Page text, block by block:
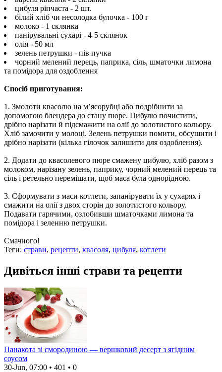
цибуля ріпчаста - 2 шт.
білий хліб чи несолодка булочка - 100 г
молоко - 1 склянка
панірувальні сухарі - 4-5 склянок
олія - 50 мл
зелень петрушки - пів пучка
чорний мелений перець, паприка, сіль, шматочки лимона
та помідора для оздоблення
Спосіб приготування:
1. Змолоти квасолю на м’ясорубці або подрібнити за
допомогою блендера до стану пюре. Цибулю почистити,
дрібно нарізати й підсмажити на олії до золотистого кольору.
Хліб замочити у молоці. Зелень петрушки помити, обсушити і
дрібно нарізати (кілька гілочок залишити для оздоблення).
2. Додати до квасолевого пюре смажену цибулю, хліб разом з
молоком, нарізану зелень, паприку, чорний мелений перець та
сіль і ретельно перемішати, щоб маса була однорідною.
3. Сформувати з маси котлети, запанірувати їх у сухарях і
смажити на олії з двох сторін до золотистого кольору.
Подавати гарячими, озлобивши шматочками лимона та
помідора і зеленню петрушки.
Смачного!
Теги: страви, рецепти, квасоля, цибуля, котлети
Дивіться інші страви та рецепти
Панакота зі смородиною — вершковий десерт з ягідним
соусом
30-Jun, 07:00 • 401 • 0